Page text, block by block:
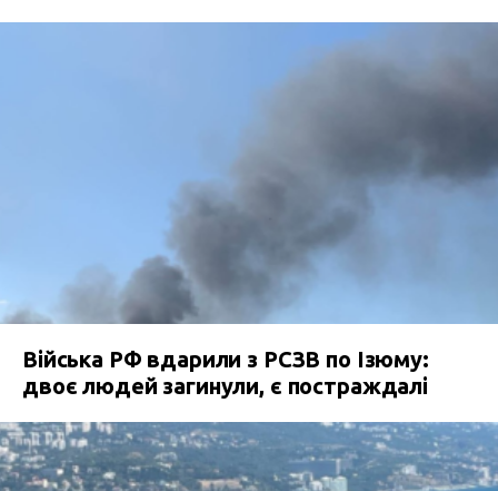
Війська РФ вдарили з РСЗВ по Ізюму:
двоє людей загинули, є постраждалі